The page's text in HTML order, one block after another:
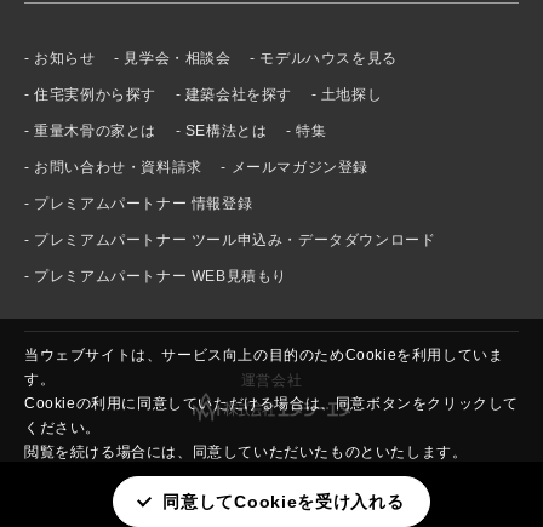
当ウェブサイトは、サービス向上の目的のためCookieを利用していま
す。
Cookieの利用に同意していただける場合は、同意ボタンをクリックして
ください。
閲覧を続ける場合には、同意していただいたものといたします。
同意してCookieを受け入れる
お知らせ 見学会・相談会 モデルハウスを見る
住宅実例から探す 建築会社を探す 土地探し
重量木骨の家とは SE構法とは 特集
お問い合わせ・資料請求 メールマガジン登録
プレミアムパートナー 情報登録
プレミアムパートナー ツール申込み・データダウンロード
プレミアムパートナー WEB見積もり
運営会社
プライバシーポリシー 運営会社